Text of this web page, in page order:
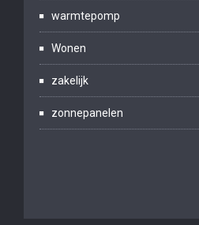
warmtepomp
Wonen
zakelijk
zonnepanelen